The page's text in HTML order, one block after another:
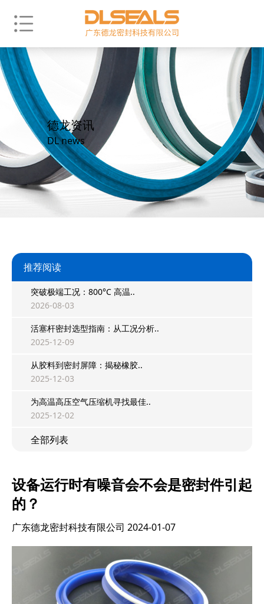
德龙资讯
DL news
推荐阅读
突破极端工况：800°C 高温..
2026-08-03
活塞杆密封选型指南：从工况分析..
2025-12-09
从胶料到密封屏障：揭秘橡胶..
2025-12-03
为高温高压空气压缩机寻找最佳..
2025-12-02
全部列表
设备运行时有噪音会不会是密封件引起
的？
广东德龙密封科技有限公司 2024-01-07